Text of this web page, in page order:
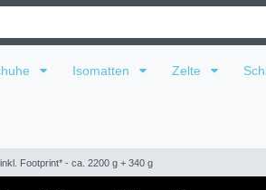
Isomatten Zelte
Footprint* - ca. 2200 g + 340 g